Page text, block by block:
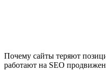
Почему сайты теряют
работают на SEO